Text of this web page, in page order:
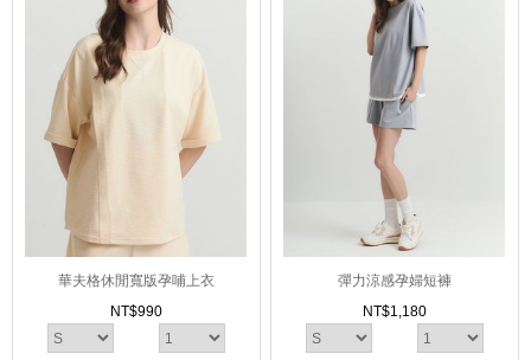
華夫格休閒寬版孕哺上衣
NT$990
彈力涼感孕婦短褲
NT$1,180